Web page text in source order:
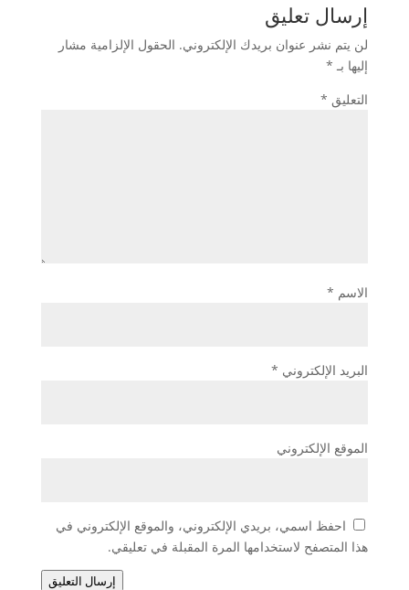
إرسال تعليق
لن يتم نشر عنوان بريدك الإلكتروني. الحقول الإلزامية مشار
إليها بـ *
التعليق *
الاسم *
البريد الإلكتروني *
الموقع الإلكتروني
احفظ اسمي، بريدي الإلكتروني، والموقع الإلكتروني في
هذا المتصفح لاستخدامها المرة المقبلة في تعليقي.
إرسال التعليق